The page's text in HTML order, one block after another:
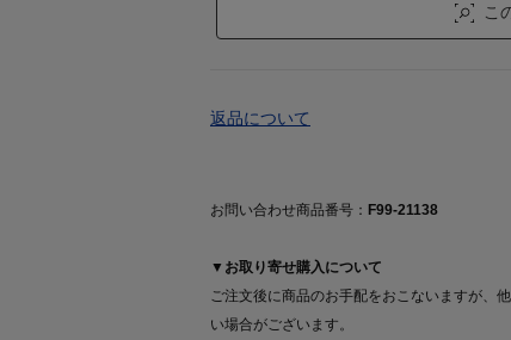
こ
返品について
お問い合わせ商品番号： F99-21138
▼お取り寄せ購入について
ご注文後に商品のお手配をおこないますが、
い場合がございます。